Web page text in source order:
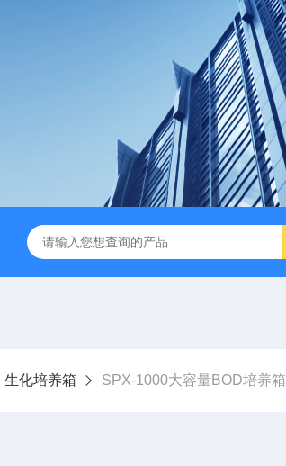
厌氧手套箱YQX-I半自动厌氧培养箱
生化培养箱 SPX-1000大容量BOD培养